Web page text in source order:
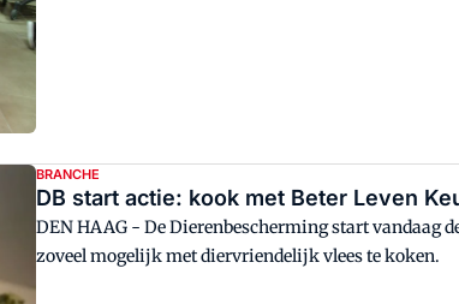
BRANCHE
DB start actie: kook met Beter Leven
DEN HAAG - De Dierenbescherming start vandaag
zoveel mogelijk met diervriendelijk vlees te koken.